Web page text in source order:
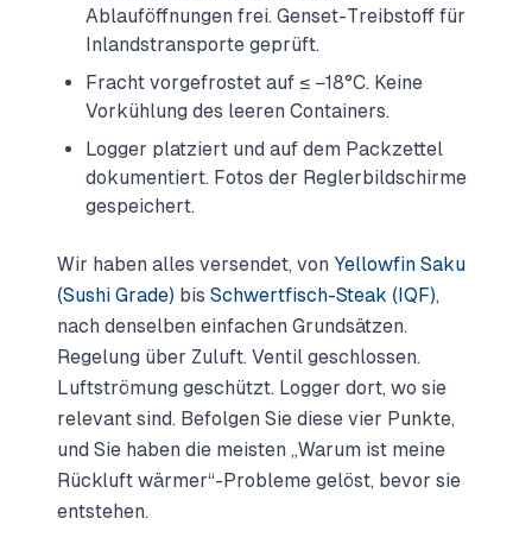
Ablauföffnungen frei. Genset-Treibstoff für
Inlandstransporte geprüft.
Fracht vorgefrostet auf ≤ −18°C. Keine
Vorkühlung des leeren Containers.
Logger platziert und auf dem Packzettel
dokumentiert. Fotos der Reglerbildschirme
gespeichert.
Wir haben alles versendet, von Yellowfin Saku
(Sushi Grade) bis Schwertfisch-Steak (IQF),
nach denselben einfachen Grundsätzen.
Regelung über Zuluft. Ventil geschlossen.
Luftströmung geschützt. Logger dort, wo sie
relevant sind. Befolgen Sie diese vier Punkte,
und Sie haben die meisten „Warum ist meine
Rückluft wärmer“-Probleme gelöst, bevor sie
entstehen.